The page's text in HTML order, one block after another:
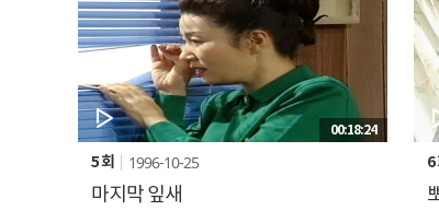
00:18:24
5 회 1996-10-25
마지막 잎새
6